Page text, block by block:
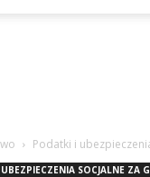
Podatki i
SOCJALNE ZA